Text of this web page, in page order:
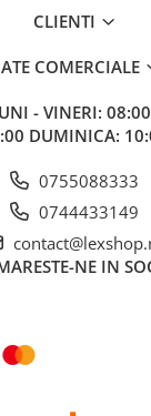
CLIENTI
COMERCIALE
- VINERI:
DUMINICA:
0755088333
0744433149
NE IN